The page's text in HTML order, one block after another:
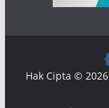
Hak Cipta © 2026